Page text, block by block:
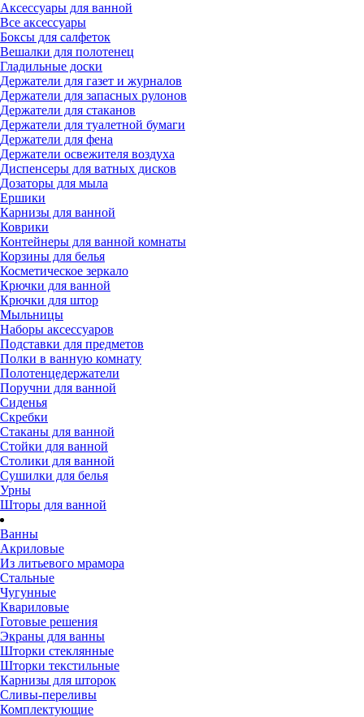
Аксессуары для ванной
Все аксессуары
Боксы для салфеток
Вешалки для полотенец
Гладильные доски
Держатели для газет и журналов
Держатели для запасных рулонов
Держатели для стаканов
Держатели для туалетной бумаги
Держатели для фена
Держатели освежителя воздуха
Диспенсеры для ватных дисков
Дозаторы для мыла
Ершики
Карнизы для ванной
Коврики
Контейнеры для ванной комнаты
Корзины для белья
Косметическое зеркало
Крючки для ванной
Крючки для штор
Мыльницы
Наборы аксессуаров
Подставки для предметов
Полки в ванную комнату
Полотенцедержатели
Поручни для ванной
Сиденья
Скребки
Стаканы для ванной
Стойки для ванной
Столики для ванной
Сушилки для белья
Урны
Шторы для ванной
Ванны
Акриловые
Из литьевого мрамора
Стальные
Чугунные
Квариловые
Готовые решения
Экраны для ванны
Шторки стеклянные
Шторки текстильные
Карнизы для шторок
Сливы-переливы
Комплектующие